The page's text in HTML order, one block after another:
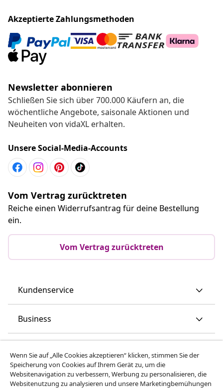
Akzeptierte Zahlungsmethoden
Newsletter abonnieren
Schließen Sie sich über 700.000 Käufern an, die
wöchentliche Angebote, saisonale Aktionen und
Neuheiten von vidaXL erhalten.
Unsere Social-Media-Accounts
Vom Vertrag zurücktreten
Reiche einen Widerrufsantrag für deine Bestellung
ein.
Vom Vertrag zurücktreten
Kundenservice
Business
Mehr entdecken
Wenn Sie auf „Alle Cookies akzeptieren“ klicken, stimmen Sie der
Speicherung von Cookies auf Ihrem Gerät zu, um die
Websitenavigation zu verbessern, Werbung zu personalisieren, die
Websitenutzung zu analysieren und unsere Marketingbemühungen